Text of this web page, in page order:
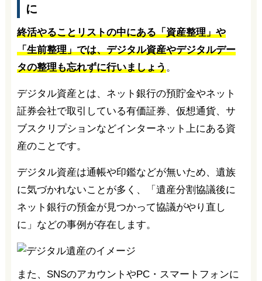
に
終活やることリストの中にある「資産整理」や
「生前整理」では、デジタル資産やデジタルデー
タの整理も忘れずに行いましょう。
デジタル資産とは、ネット銀行の預貯金やネット
証券会社で取引している有価証券、仮想通貨、サ
ブスクリプションなどインターネット上にある資
産のことです。
デジタル資産は通帳や印鑑などが無いため、遺族
に気づかれないことが多く、「遺産分割協議後に
ネット銀行の預金が見つかって協議がやり直し
に」などの事例が存在します。
また、SNSのアカウントやPC・スマートフォンに